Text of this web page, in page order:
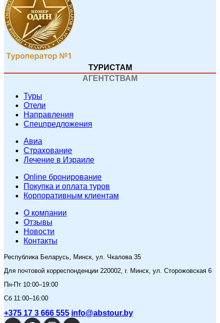
ТУРИСТАМ
АГЕНТСТВАМ
Туры
Отели
Направления
Спецпредложения
Авиа
Страхование
Лечение в Израиле
Online бронирование
Покупка и оплата туров
Корпоративным клиентам
O компании
Отзывы
Новости
Контакты
Республика Беларусь, Минск, ул. Чкалова 35
Для почтовой корреспонденции 220002, г. Минск, ул. Сторожовская 6
Пн-Пт 10:00–19:00
Сб 11:00–16:00
+375 17 3 666 555 info@abstour.by